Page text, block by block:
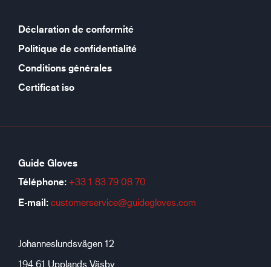
Déclaration de conformité
Politique de confidentialité
Conditions générales
Certificat iso
Guide Gloves
Téléphone: +33 1 83 79 08 70
E-mail: customerservice@guidegloves.com
Johanneslundsvägen 12
194 61 Upplands Väsby